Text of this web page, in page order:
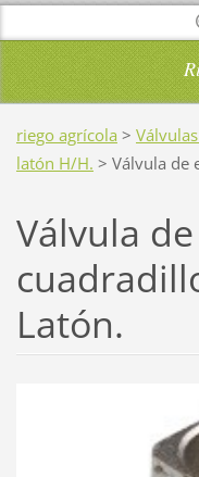
riego agrícola >
latón H/H. > Válvula de
Válvula
Latón.